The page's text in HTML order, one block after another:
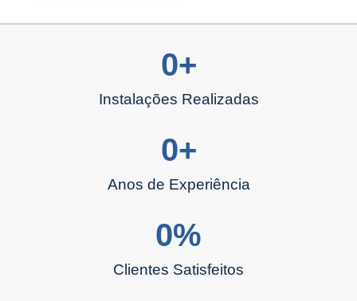
Instalações Realizadas
0+
Anos de Experiência
0+
Clientes Satisfeitos
0%